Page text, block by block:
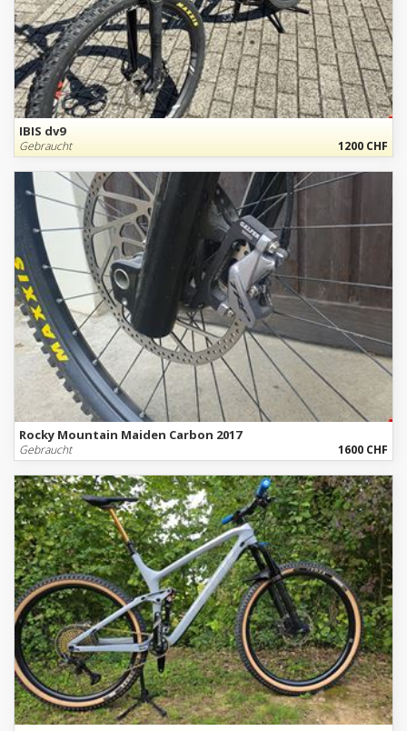
IBIS dv9
Gebraucht 1200 CHF
Rocky Mountain Maiden Carbon 2017
Gebraucht 1600 CHF